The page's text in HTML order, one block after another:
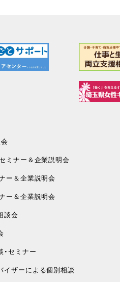
ミナー＆企業説明会
ー＆企業説明会
ー＆企業説明会
談会
セミナー
ザーによる個別相談